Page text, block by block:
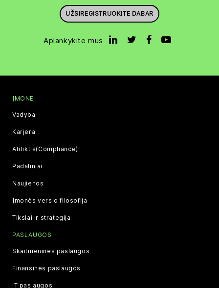
UŽSIREGISTRUOKITE DABAR
Aplankykite mus
ĮMONĖ
Vadyba
Karjera
Atitiktis(Compliance)
Padaliniai
Naujienos
Įmonės verslo filosofija
Tikslai ir strategija
PASLAUGOS
Skaitmeninės paslaugos
Finansinės paslaugos
IT paslaugos